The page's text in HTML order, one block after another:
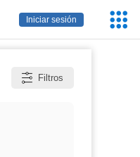
Iniciar sesión
Filtros